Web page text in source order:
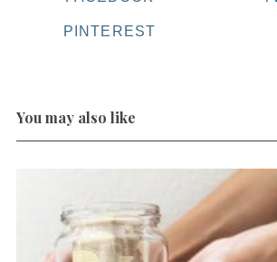
PINTEREST
You may also like
e
a